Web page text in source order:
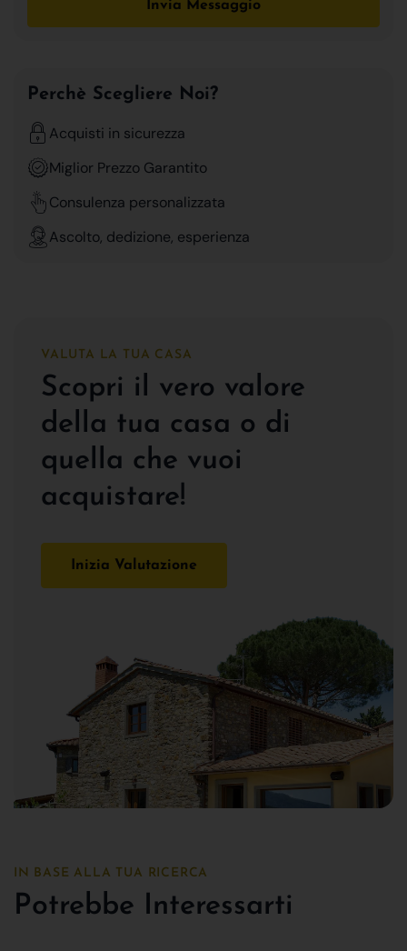
Invia Messaggio
Perchè Scegliere Noi?
Acquisti in sicurezza
Miglior Prezzo Garantito
Consulenza personalizzata
Ascolto, dedizione, esperienza
VALUTA LA TUA CASA
Scopri il vero valore
della tua casa o di
quella che vuoi
acquistare!
Inizia Valutazione
IN BASE ALLA TUA RICERCA
Potrebbe Interessarti